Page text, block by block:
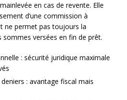
en cas de revente. Elle
d’une commission à
ne permet pas toujours la
versées en fin de prêt.
: sécurité juridique maximale
: avantage fiscal mais